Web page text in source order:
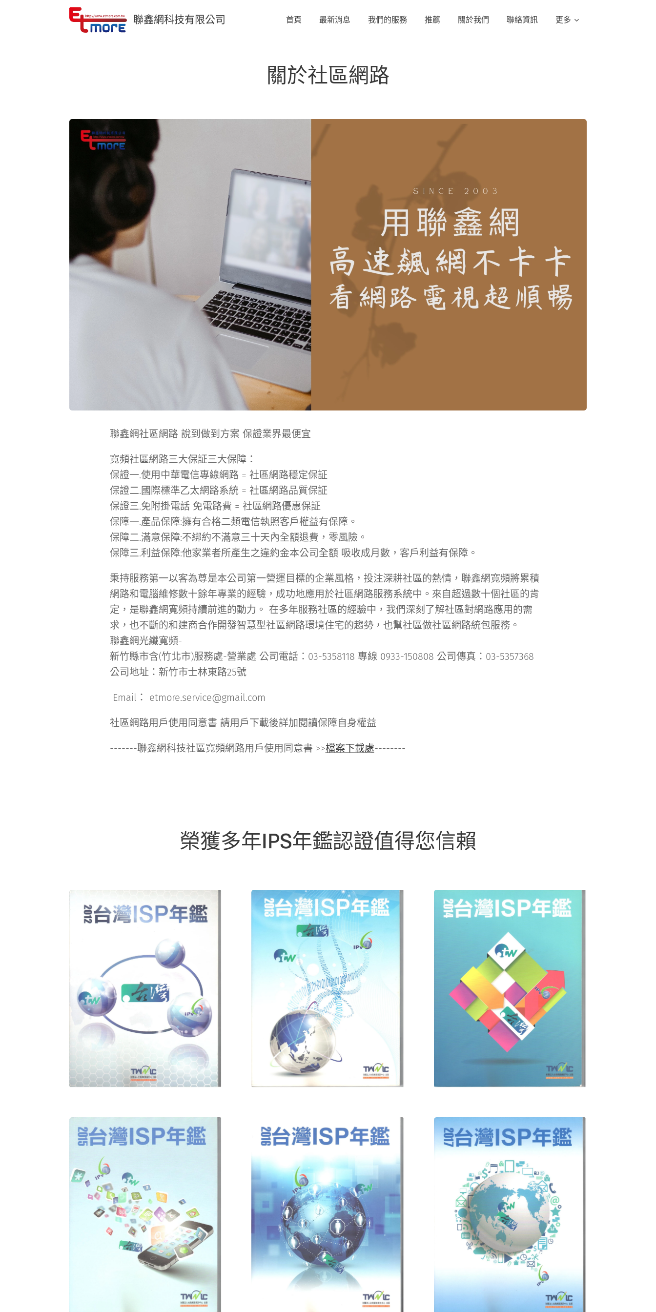
聯鑫網科技有限公司 首頁 最新消息 我們的服務 推薦 關於我們 聯絡資訊 更多
關於社區網路
聯鑫網社區網路 說到做到方案 保證業界最便宜
寬頻社區網路三大保証三大保障：
保證一.使用中華電信專線網路 = 社區網路穩定保証
保證二.國際標準乙太網路系統 = 社區網路品質保証
保證三.免附掛電話 免電路費 = 社區網路優惠保証
保障一.產品保障:擁有合格二類電信執照客戶權益有保障。
保障二.滿意保障:不綁約不滿意三十天內全額退費，零風險。
保障三.利益保障:他家業者所產生之違約金本公司全額 吸收成月數，客戶利益有保障。
秉持服務第一以客為尊是本公司第一營運目標的企業風格，投注深耕社區的熱情，聯鑫網寬頻將累積
網路和電腦維修數十餘年專業的經驗，成功地應用於社區網路服務系統中。來自超過數十個社區的肯
定，是聯鑫網寬頻持續前進的動力。 在多年服務社區的經驗中，我們深刻了解社區對網路應用的需
求，也不斷的和建商合作開發智慧型社區網路環境住宅的趨勢，也幫社區做社區網路統包服務。
聯鑫網光纖寬頻-
新竹縣市含(竹北市)服務處-營業處 公司電話：03-5358118 專線 0933-150808 公司傳真：03-5357368
公司地址：新竹市士林東路25號
Email： etmore.service@gmail.com
社區網路用戶使用同意書 請用戶下載後詳加閱讀保障自身權益
-------聯鑫網科技社區寬頻網路用戶使用同意書 >>檔案下載處--------
榮獲多年IPS年鑑認證值得您信賴